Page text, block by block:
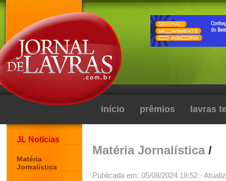
início prêmios lavras
JL Notícias
Matéria
Jornalística
Matéria Jornalística/
Publicada em: 05/08/2024 18:52 -